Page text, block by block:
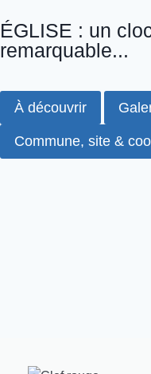
ÉGLISE : un
remarquable...
À découvrir
Commune, site &